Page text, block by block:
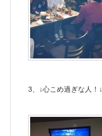
3、↓心こめ過ぎな人！↓